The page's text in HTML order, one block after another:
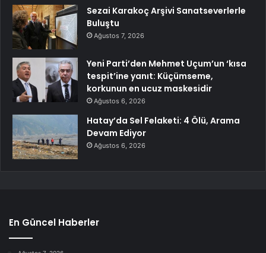
Sezai Karakoç Arşivi Sanatseverlerle
Buluştu
Ağustos 7, 2026
Yeni Parti’den Mehmet Uçum’un ‘kısa
tespit’ine yanıt: Küçümseme,
korkunun en ucuz maskesidir
Ağustos 6, 2026
Hatay’da Sel Felaketi: 4 Ölü, Arama
Devam Ediyor
Ağustos 6, 2026
En Güncel Haberler